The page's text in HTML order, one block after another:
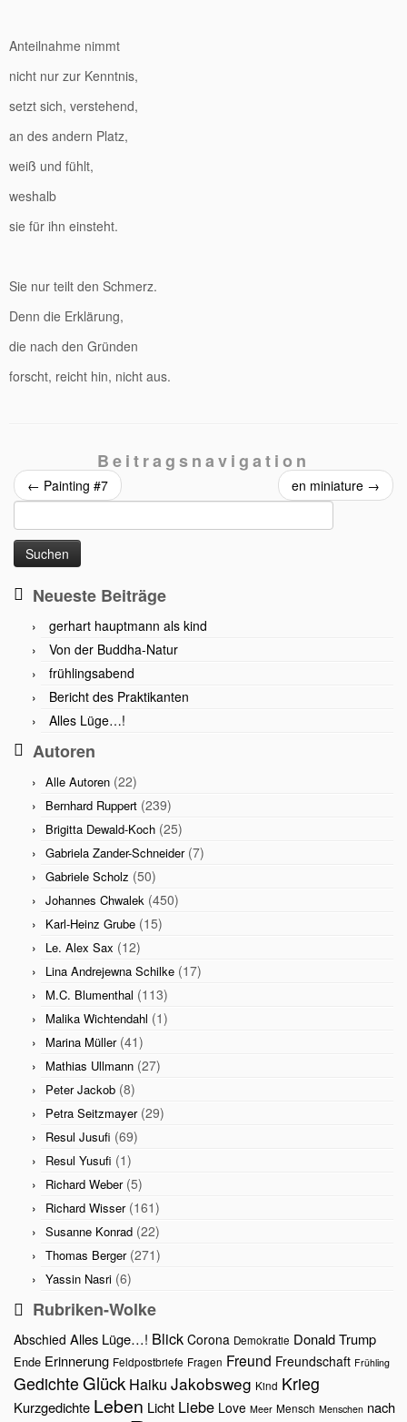
Anteilnahme nimmt
nicht nur zur Kenntnis,
setzt sich, verstehend,
an des andern Platz,
weiß und fühlt,
weshalb
sie für ihn einsteht.
Sie nur teilt den Schmerz.
Denn die Erklärung,
die nach den Gründen
forscht, reicht hin, nicht aus.
Beitragsnavigation
← Painting #7 en miniature →
nach:
Neueste Beiträge
gerhart hauptmann als kind
Von der Buddha-Natur
frühlingsabend
Bericht des Praktikanten
Alles Lüge…!
Autoren
Alle Autoren (22)
Bernhard Ruppert (239)
Brigitta Dewald-Koch (25)
Gabriela Zander-Schneider(7)
Gabriele Scholz (50)
Johannes Chwalek (450)
Karl-Heinz Grube (15)
Le. Alex Sax (12)
Lina Andrejewna Schilke (17)
M.C. Blumenthal (113)
Malika Wichtendahl (1)
Marina Müller(41)
Mathias Ullmann (27)
Peter Jackob (8)
Petra Seitzmayer(29)
Resul Jusufi (69)
Resul Yusufi (1)
Richard Weber(5)
Richard Wisser(161)
Susanne Konrad (22)
Thomas Berger(271)
Yassin Nasri (6)
Rubriken-Wolke
Abschied Alles Lüge…! Blick Corona Demokratie Donald Trump
Ende Erinnerung Feldpostbriefe Fragen Freund Freundschaft Frühling
Gedichte Glück Haiku Jakobsweg Kind Krieg
Kurzgedichte Leben Licht Liebe Love Meer Mensch Menschen nach